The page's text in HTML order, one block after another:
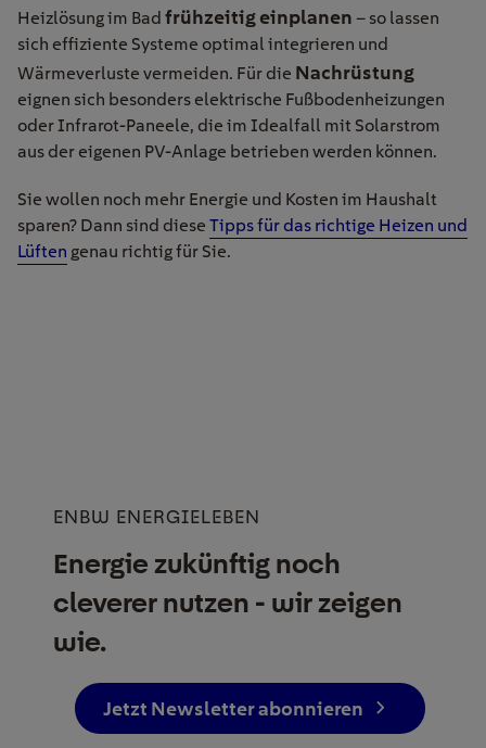
Heizlösung im Bad frühzeitig einplanen – so lassen
sich effiziente Systeme optimal integrieren und
Wärmeverluste vermeiden. Für die Nachrüstung
eignen sich besonders elektrische Fußbodenheizungen
oder Infrarot-Paneele, die im Idealfall mit Solarstrom
aus der eigenen PV-Anlage betrieben werden können.
Sie wollen noch mehr Energie und Kosten im Haushalt
sparen? Dann sind diese Tipps für das richtige Heizen und
Lüften genau richtig für Sie.
ENBW ENERGIELEBEN
Energie zukünftig noch
cleverer nutzen - wir zeigen
wie.
Jetzt Newsletter abonnieren